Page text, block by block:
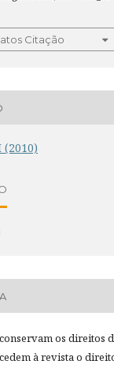
Citação
(2010)
os direitos
à revista o